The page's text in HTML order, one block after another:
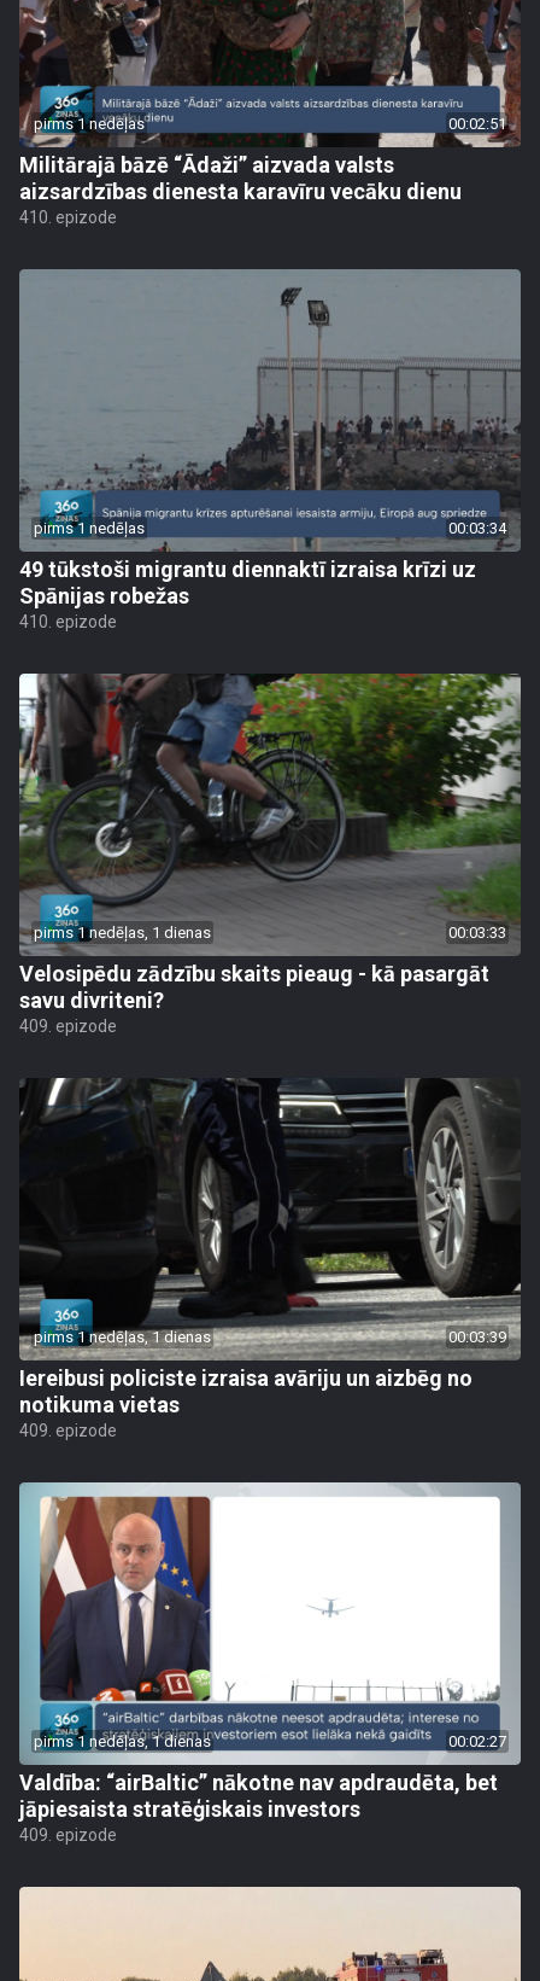
pirms 1 nedēļas 00:02:51
Militārajā bāzē “Ādaži” aizvada valsts
aizsardzības dienesta karavīru vecāku dienu
410. epizode
pirms 1 nedēļas 00:03:34
49 tūkstoši migrantu diennaktī izraisa krīzi uz
Spānijas robežas
410. epizode
pirms 1 nedēļas, 1 dienas 00:03:33
Velosipēdu zādzību skaits pieaug - kā pasargāt
savu divriteni?
409. epizode
pirms 1 nedēļas, 1 dienas 00:03:39
Iereibusi policiste izraisa avāriju un aizbēg no
notikuma vietas
409. epizode
pirms 1 nedēļas, 1 dienas 00:02:27
Valdība: “airBaltic” nākotne nav apdraudēta, bet
jāpiesaista stratēģiskais investors
409. epizode